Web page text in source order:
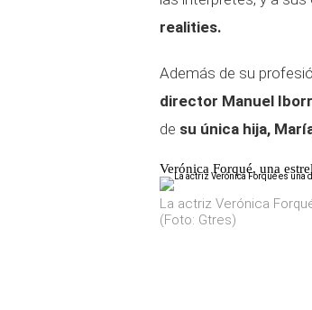
realities.
Además de su
director Manuel
de su única hija,
Verónica Forqué, una
La actriz Verónica
(Foto: Gtres)